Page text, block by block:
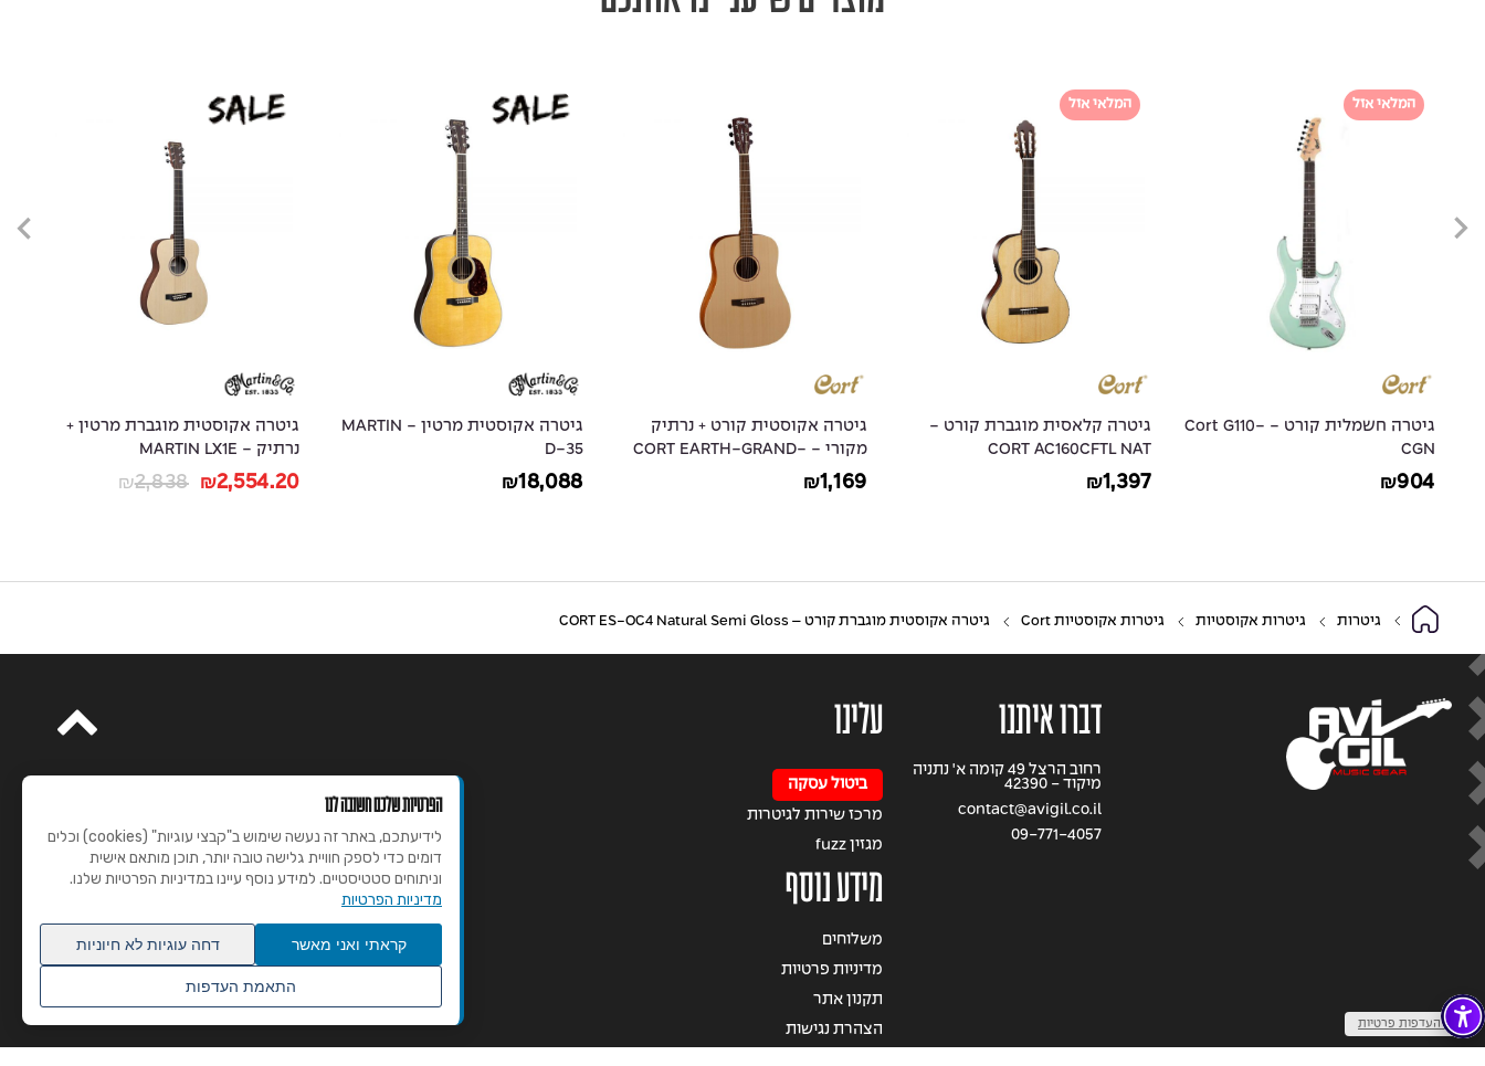
המלאי אזל
גיטרה חשמלית קורט - Cort G110-
CGN
₪904
המלאי אזל
גיטרה קלאסית מוגברת קורט -
CORT AC160CFTL NAT
₪1,397
גיטרה אקוסטית קורט + נרתיק
מקורי - CORT EARTH-GRAND-
OP
₪1,169
גיטרה אקוסטית מרטין - MARTIN
D-35
₪18,088
גיטרה אקוסטית מוגברת מרטין +
נרתיק - MARTIN LX1E
₪2,838 ₪2,554.20
גיטרות גיטרות אקוסטיות גיטרות אקוסטיות Cort גיטרה אקוסטית מוגברת קורט – CORT ES-OC4 Natural Semi Gloss
דברו איתנו
רחוב הרצל 49 קומה א' נתניה
מיקוד - 42390
contact@avigil.co.il
09-771-4057
עלינו
ביטול עסקה
מרכז שירות לגיטרות
מגזין fuzz
מידע נוסף
משלוחים
מדיניות פרטיות
תקנון אתר
הצהרת נגישות
הפרטיות שלכם חשובה לנו
לידיעתכם, באתר זה נעשה שימוש ב"קבצי עוגיות" (cookies) וכלים
דומים כדי לספק חוויית גלישה טובה יותר, תוכן מותאם אישית
וניתוחים סטטיסטיים. למידע נוסף עיינו במדיניות הפרטיות שלנו.
מדיניות הפרטיות
קראתי ואני מאשר דחה עוגיות לא חיוניות
התאמת העדפות
שנו העדפות פרטיות